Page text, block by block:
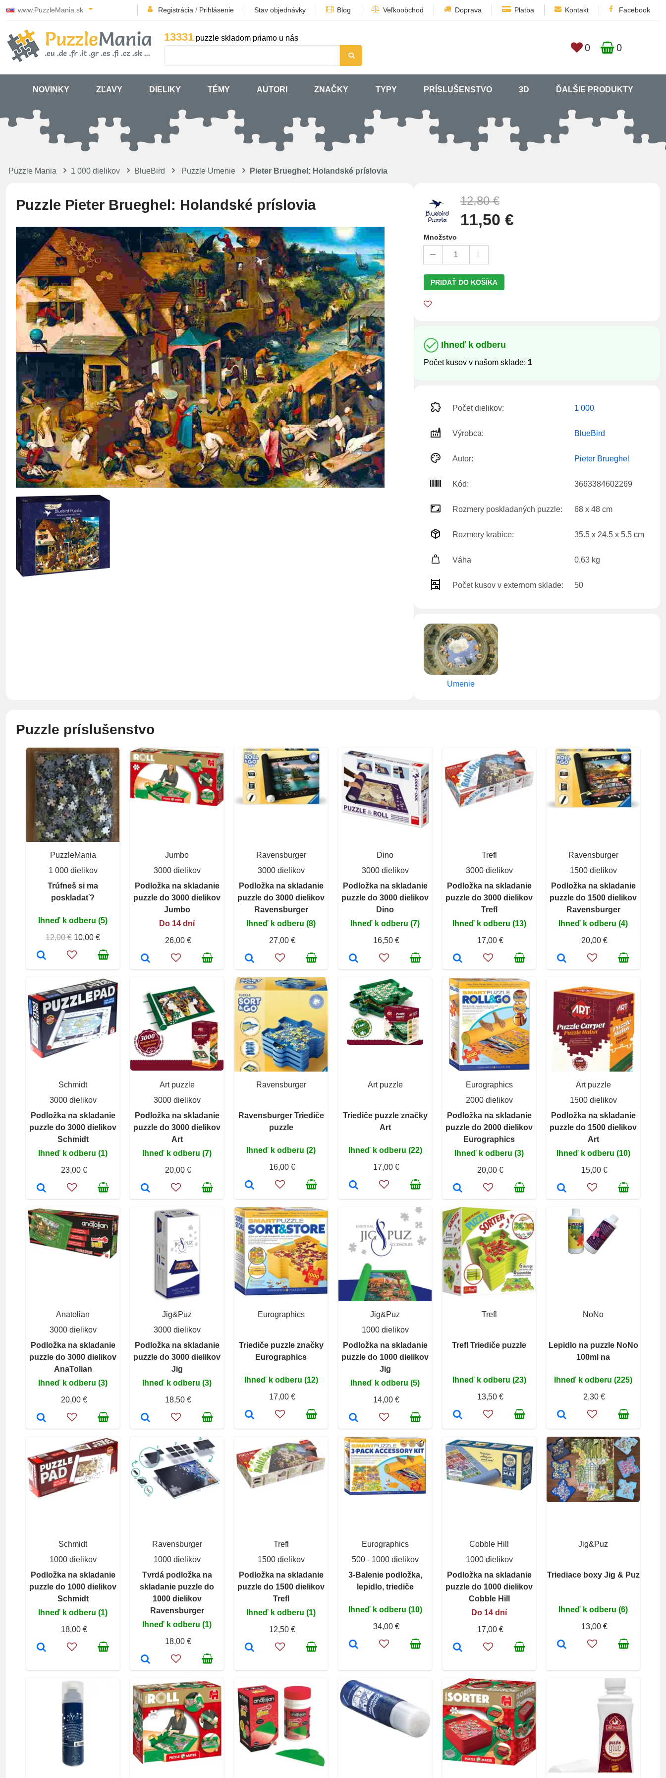
www.PuzzleMania.sk Registrácia / Prihlásenie Stav objednávky Blog Veľkoobchod Doprava Platba Kontakt Facebook
13331 puzzle skladom priamo u nás
0 0
NOVINKY ZĽAVY DIELIKY TÉMY AUTORI ZNAČKY TYPY PRÍSLUŠENSTVO 3D ĎALŠIE PRODUKTY
Puzzle Mania 1 000 dielikov BlueBird Puzzle Umenie Pieter Brueghel: Holandské príslovia
Puzzle Pieter Brueghel: Holandské príslovia 12,80 €
11,50 €
Množstvo
1
PRIDAŤ DO KOŠÍKA
Ihneď k odberu
Počet kusov v našom sklade: 1
Počet dielikov: 1 000
Výrobca: BlueBird
Autor: Pieter Brueghel
Kód: 3663384602269
Rozmery poskladaných puzzle: 68 x 48 cm
Rozmery krabice: 35.5 x 24.5 x 5.5 cm
Váha 0.63 kg
Počet kusov v externom sklade: 50
Umenie
Puzzle príslušenstvo
PuzzleMania
1 000 dielikov
Trúfneš si ma
poskladať?
Ihneď k odberu (5)
12,00 € 10,00 €
Jumbo
3000 dielikov
Podložka na skladanie
puzzle do 3000 dielikov
Jumbo
Do 14 dní
26,00 €
Ravensburger
3000 dielikov
Podložka na skladanie
puzzle do 3000 dielikov
Ravensburger
Ihneď k odberu (8)
27,00 €
Dino
3000 dielikov
Podložka na skladanie
puzzle do 3000 dielikov
Dino
Ihneď k odberu (7)
16,50 €
Trefl
3000 dielikov
Podložka na skladanie
puzzle do 3000 dielikov
Trefl
Ihneď k odberu (13)
17,00 €
Ravensburger
1500 dielikov
Podložka na skladanie
puzzle do 1500 dielikov
Ravensburger
Ihneď k odberu (4)
20,00 €
Schmidt
3000 dielikov
Podložka na skladanie
puzzle do 3000 dielikov
Schmidt
Ihneď k odberu (1)
23,00 €
Art puzzle
3000 dielikov
Podložka na skladanie
puzzle do 3000 dielikov
Art
Ihneď k odberu (7)
20,00 €
Ravensburger
Ravensburger Triediče
puzzle
Ihneď k odberu (2)
16,00 €
Art puzzle
Triediče puzzle značky
Art
Ihneď k odberu (22)
17,00 €
Eurographics
2000 dielikov
Podložka na skladanie
puzzle do 2000 dielikov
Eurographics
Ihneď k odberu (3)
20,00 €
Art puzzle
1500 dielikov
Podložka na skladanie
puzzle do 1500 dielikov
Art
Ihneď k odberu (10)
15,00 €
Anatolian
3000 dielikov
Podložka na skladanie
puzzle do 3000 dielikov
AnaTolian
Ihneď k odberu (3)
20,00 €
Jig&Puz
3000 dielikov
Podložka na skladanie
puzzle do 3000 dielikov
Jig
Ihneď k odberu (3)
18,50 €
Eurographics
Triediče puzzle značky
Eurographics
Ihneď k odberu (12)
17,00 €
Jig&Puz
1000 dielikov
Podložka na skladanie
puzzle do 1000 dielikov
Jig
Ihneď k odberu (5)
14,00 €
Trefl
Trefl Triediče puzzle
Ihneď k odberu (23)
13,50 €
NoNo
Lepidlo na puzzle NoNo
100ml na
Ihneď k odberu (225)
2,30 €
Schmidt
1000 dielikov
Podložka na skladanie
puzzle do 1000 dielikov
Schmidt
Ihneď k odberu (1)
18,00 €
Ravensburger
1000 dielikov
Tvrdá podložka na
skladanie puzzle do
1000 dielikov
Ravensburger
Ihneď k odberu (1)
18,00 €
Trefl
1500 dielikov
Podložka na skladanie
puzzle do 1500 dielikov
Trefl
Ihneď k odberu (1)
12,50 €
Eurographics
500 - 1000 dielikov
3-Balenie podložka,
lepidlo, triediče
Ihneď k odberu (10)
34,00 €
Cobble Hill
1000 dielikov
Podložka na skladanie
puzzle do 1000 dielikov
Cobble Hill
Do 14 dní
17,00 €
Jig&Puz
Triediace boxy Jig & Puz
Ihneď k odberu (6)
13,00 €